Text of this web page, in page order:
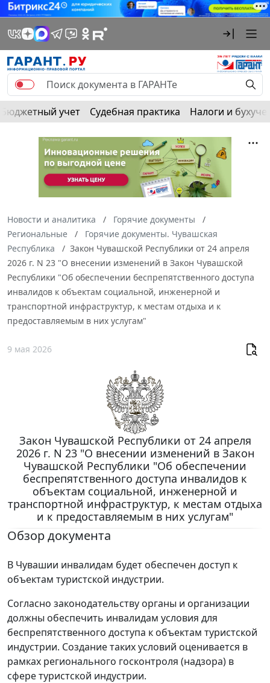
Бюджетный учет Судебная практика Налоги и
Новости и аналитика
Горячие документы
Региональные
Горячие документы. Чувашская
Республика
Закон Чувашской Республики от 24 апреля
2026 г. N 23 "О внесении изменений в Закон Чувашской
Республики "Об обеспечении беспрепятственного доступа
инвалидов к объектам социальной, инженерной и
транспортной инфраструктур, к местам отдыха и к
предоставляемым в них услугам"
9 мая 2026
Закон Чувашской Республики от 24 апреля
2026 г. N 23 "О внесении изменений в Закон
Чувашской Республики "Об обеспечении
беспрепятственного доступа инвалидов к
объектам социальной, инженерной и
транспортной инфраструктур, к местам отдыха
и к предоставляемым в них услугам"
Обзор документа
В Чувашии инвалидам будет обеспечен доступ к
объектам туристской индустрии.
Согласно законодательству органы и организации
должны обеспечить инвалидам условия для
беспрепятственного доступа к объектам туристской
индустрии. Создание таких условий оценивается в
рамках регионального госконтроля (надзора) в
сфере туристской индустрии.